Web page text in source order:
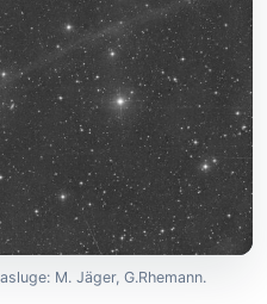
M. Jäger, G.Rhemann.